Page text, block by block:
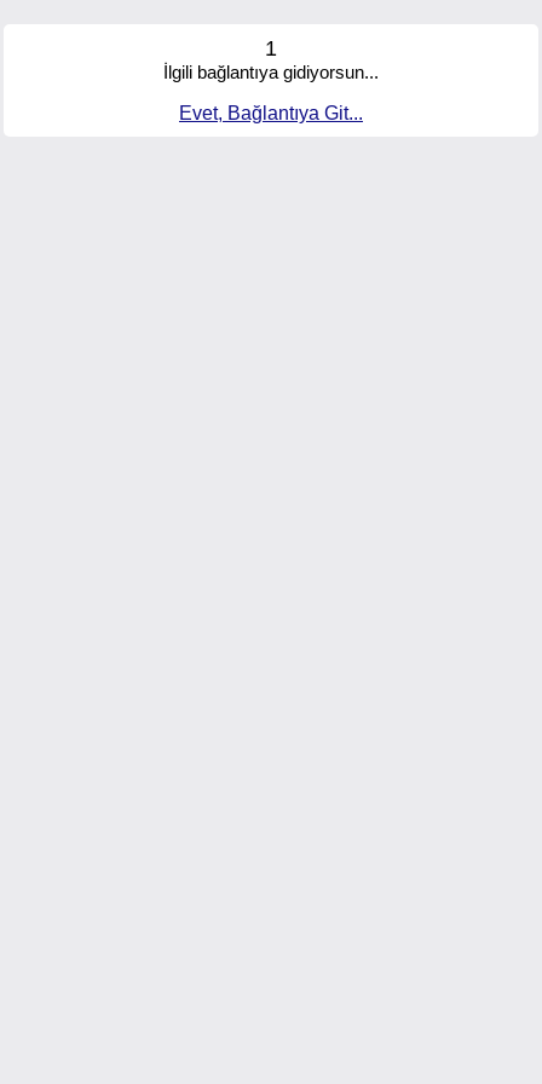
1
İlgili bağlantıya gidiyorsun...
Evet, Bağlantıya Git...